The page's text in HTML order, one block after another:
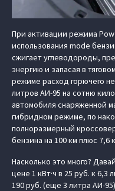
При активации режима
использования mode
сжигает углеводороды,
энергию и запасая в
режиме расход горючего
литров АИ-95 на сотню
автомобиля снаряженной
гибридном режиме, по
полноразмерный
бензина на 100 км плюс 7,6
Насколько это много?
цене 1 кВт·ч в 25 руб. к
190 руб. (еще 3 литра АИ-